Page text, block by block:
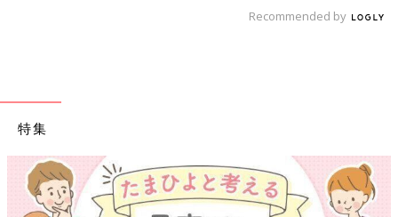
Recommended by
特集